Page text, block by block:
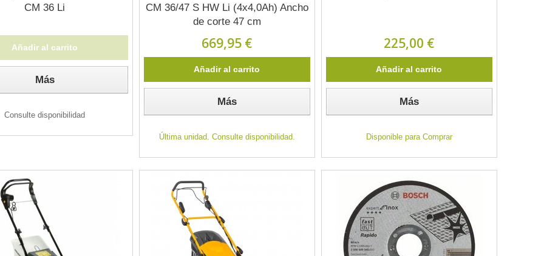
CM 36 Li
Añadir al carrito
Más
Consulte disponibilidad
CM 36/47 S HW Li (4x4,0Ah) Ancho
de corte 47 cm
669,95 €
Añadir al carrito
Más
Última unidad. Consulte disponibilidad.
225,00 €
Añadir al carrito
Más
Disponible para Comprar